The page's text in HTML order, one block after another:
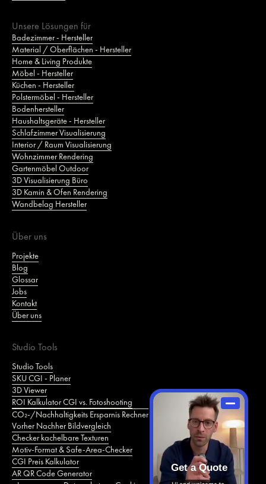
Unsere Lösungen für
Badezimmer - Hersteller
Material / Oberflächen - Hersteller
Home & Living Produkte
Möbel - Hersteller
Küchen - Hersteller
Polstermöbel - Hersteller
Bodenhersteller
Haushaltsgeräte - Hersteller
Schlafzimmer Visualisierung
Interior / Raum Visualisierung
Wohnzimmer Rendering
Gartenmöbel Outdoor
3D Visualisierung Büro
3D Kamin & Ofen Rendering
Wandbelag Hersteller
Über uns
Projekte
Blog
Glossar
Jobs
Kontakt
Über uns
Studio Tools
Studio Tools
SKU CGI - Planer
3D Viewer
ROI Kalkulator CGI vs. Fotoshooting
CO₂‑/Nachhaltigkeits Ersparnis Rechner
Vorher Nachher Bildvergleich
Checker kachelbare Texturen
Motiv‑Format & Safe‑Area‑Checker
CGI Preis Kalkulator
AR QR Code Generator
Get a Quote